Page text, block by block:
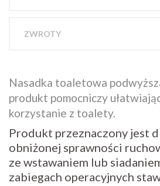
ZWROTY
Nasadka toaletowa
produkt pomocniczy
korzystanie z toalety.
Produkt przeznaczony jest
obniżonej sprawności
ze wstawaniem lub
zabiegach operacyjnych